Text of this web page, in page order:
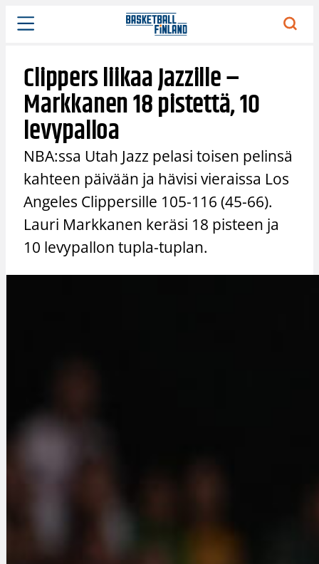
Siirry
sisältöön
Clippers liikaa Jazzille –
Markkanen 18 pistettä, 10
levypalloa
NBA:ssa Utah Jazz pelasi toisen pelinsä
kahteen päivään ja hävisi vieraissa Los
Angeles Clippersille 105-116 (45-66).
Lauri Markkanen keräsi 18 pisteen ja
10 levypallon tupla-tuplan.